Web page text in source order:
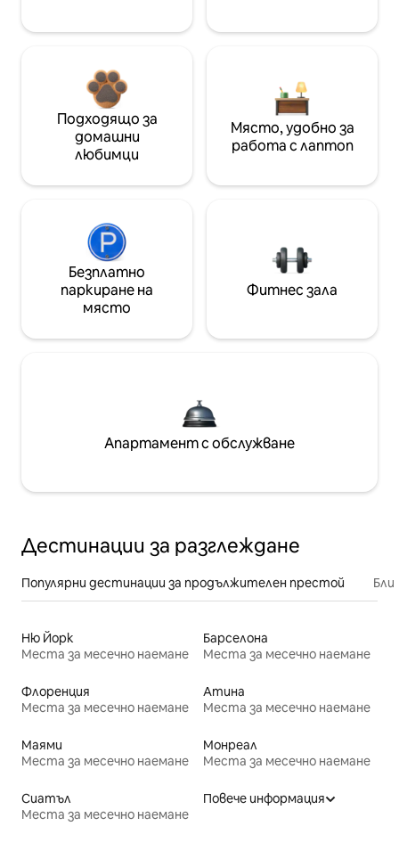
Подходящо за
домашни
любимци
Място, удобно за
работа с лаптоп
Безплатно
паркиране на
място
Фитнес зала
Апартамент с обслужване
Дестинации за разглеждане
Популярни дестинации за продължителен престой
Ню Йорк
Места за месечно наемане
Барселона
Места за месечно наемане
Флоренция
Места за месечно наемане
Атина
Места за месечно наемане
Маями
Места за месечно наемане
Монреал
Места за месечно наемане
Сиатъл
Места за месечно наемане
Повече информация